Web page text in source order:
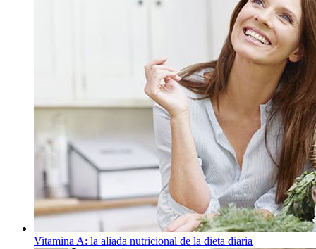
Vitamina A: la aliada nutricional de la dieta diaria